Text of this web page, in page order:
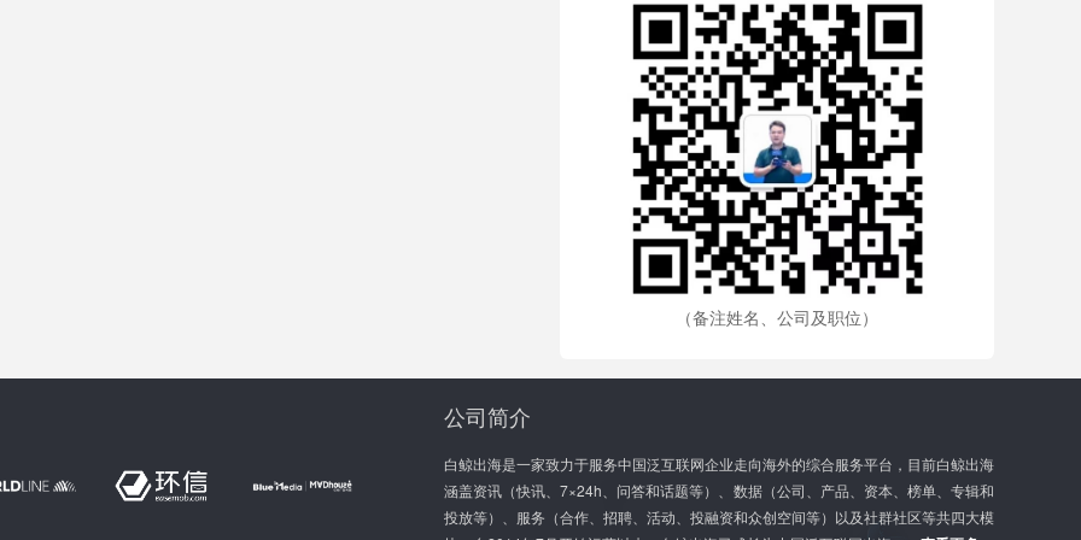
（备注姓名、公司及职位）
公司简介
白鲸出海是一家致力于服务中国泛互联网企业走向海外的综合服务平台，目前白鲸出海
涵盖资讯（快讯、7×24h、问答和话题等）、数据（公司、产品、资本、榜单、专辑和
投放等）、服务（合作、招聘、活动、投融资和众创空间等）以及社群社区等共四大模